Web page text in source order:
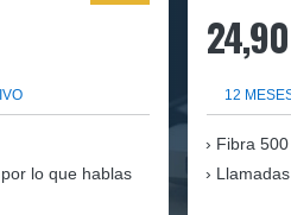
lo que hablas
24,90
12
Fibra